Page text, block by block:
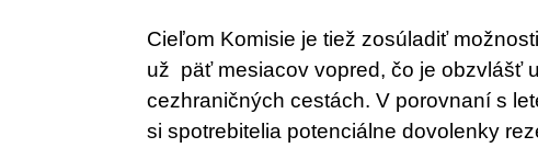
Cieľom Komisie je tiež zosúladiť
už päť mesiacov vopred, čo je obzvlášť
cezhraničných cestách. V porovnaní s
si spotrebitelia potenciálne dovolenky